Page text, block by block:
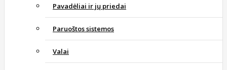
Pavadėliai ir jų priedai
Paruoštos sistemos
Valai